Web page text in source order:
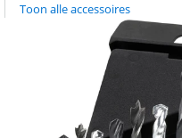
Toon alle accessoires